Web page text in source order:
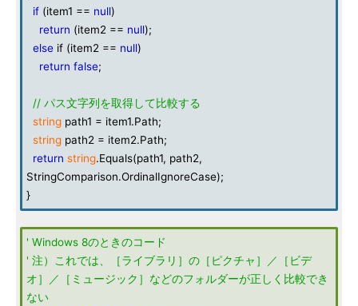
if (item1 == null)
return (item2 == null);
else if (item2 == null)
return false;
// パス文字列を取得して比較する
string path1 = item1.Path;
string path2 = item2.Path;
return string.Equals(path1, path2,
StringComparison.OrdinalIgnoreCase);
}
' Windows 8のときのコード
' 注）これでは、［ライブラリ］の［ピクチャ］／［ビデ
オ］／［ミュージック］などのフォルダーが正しく比較でき
ない